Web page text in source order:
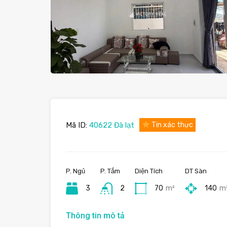
Mã ID: 40622 Đà lạt Tin xác thực
P. Ngủ
3
P. Tắm
2
Diện Tích
70 m²
DT Sàn
140
Thông tin mô tả